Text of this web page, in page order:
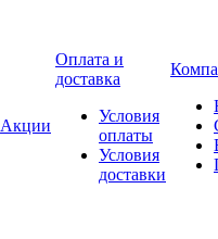
Акции
Оплата и
доставка
Условия
оплаты
Условия
доставки